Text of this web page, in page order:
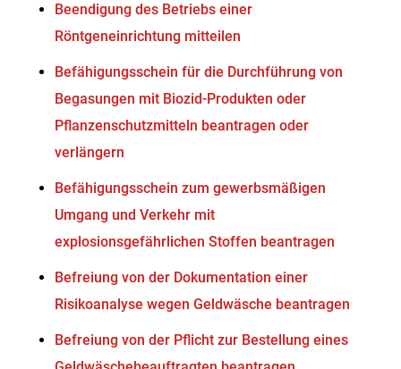
Beendigung des Betriebs einer
Röntgeneinrichtung mitteilen
Befähigungsschein für die Durchführung von
Begasungen mit Biozid-Produkten oder
Pflanzenschutzmitteln beantragen oder
verlängern
Befähigungsschein zum gewerbsmäßigen
Umgang und Verkehr mit
explosionsgefährlichen Stoffen beantragen
Befreiung von der Dokumentation einer
Risikoanalyse wegen Geldwäsche beantragen
Befreiung von der Pflicht zur Bestellung eines